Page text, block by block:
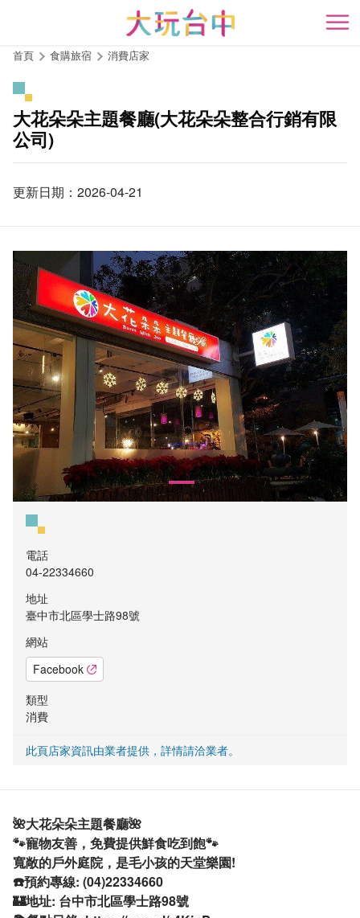
開
首頁 食購旅宿 消費店家
大花朵朵主題餐廳(大花朵朵整合行銷有限
公司)
更新日期：2026-04-21
電話
04-22334660
地址
臺中市北區學士路98號
網站
Facebook
類型
消費
此頁店家資訊由業者提供，詳情請洽業者。
🌺大花朵朵主題餐廳🌺
🐾寵物友善，免費提供鮮食吃到飽🐾
寬敞的戶外庭院，是毛小孩的天堂樂園!
☎️預約專線: (04)22334660
🏰地址: 台中市北區學士路98號